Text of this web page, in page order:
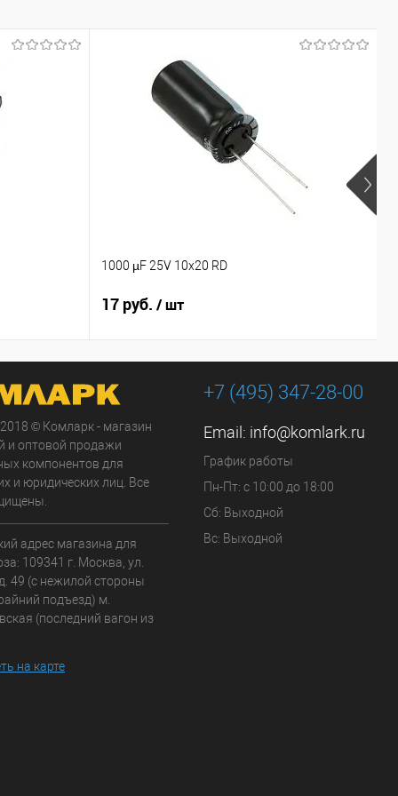
1000 µF 25V 10x20 RD
17 руб. / шт
© Комларк - магазин
и оптовой продажи
компонентов для
и юридических лиц. Все
адрес магазина для
109341 г. Москва, ул.
49 (с нежилой стороны
подъезд) м.
(последний вагон из
на карте
+7 (495) 347-28-00
Email: info@komlark.ru
График работы
Пн-Пт: с 10:00 до 18:00
Сб: Выходной
Вс: Выходной